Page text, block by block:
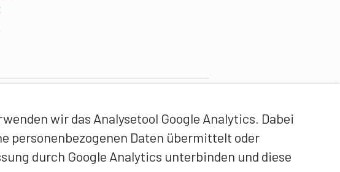
wir das Analysetool Google Analytics. Dabei
personenbezogenen Daten übermittelt oder
durch Google Analytics unterbinden und diese
Eidgenössische Hochschule
für Sport Magglingen EHSM
Trainerbildung Schweiz